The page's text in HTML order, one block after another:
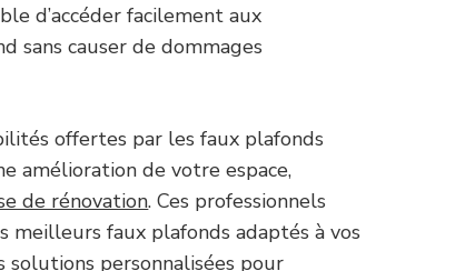
d’accéder facilement aux
sans causer de dommages
offertes par les faux plafonds
amélioration de votre espace,
de rénovation. Ces professionnels
meilleurs faux plafonds adaptés à vos
solutions personnalisées pour